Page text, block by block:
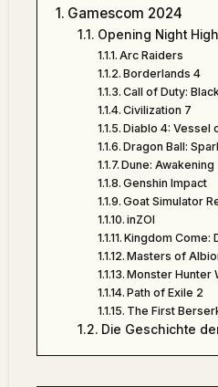
Gamescom 2024
Opening Night
Arc Raiders
Borderlands 4
Call of Duty:
Civilization 7
Diablo 4: Vessel
Dragon Ball:
Dune: Awakening
Genshin Impact
Goat Simulator
inZOI
Kingdom Come:
Masters of
Monster Hunter
Path of Exile 2
The First
Die Geschichte